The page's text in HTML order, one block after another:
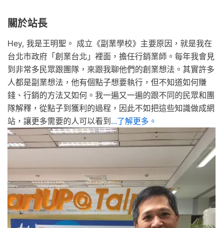
關於站長
Hey, 我是王明聖。 成立《副業學校》主要原因，就是我在
台北市政府「創業台北」裡面，擔任行銷業師。每年我會見
到非常多民眾跟團隊，來跟我聊他們的創業想法。其實許多
人都是副業想法，他有個點子想要執行，但不知道如何賺
錢、行銷的方法又如何。我一遍又一遍的跟不同的民眾和團
隊解釋，從點子到獲利的過程，因此不如把這些知識做成網
站，讓更多需要的人可以看到...了解更多。